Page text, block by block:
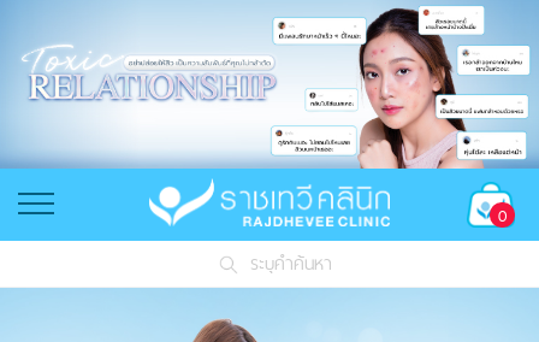
0
ระบุคำค้นหา